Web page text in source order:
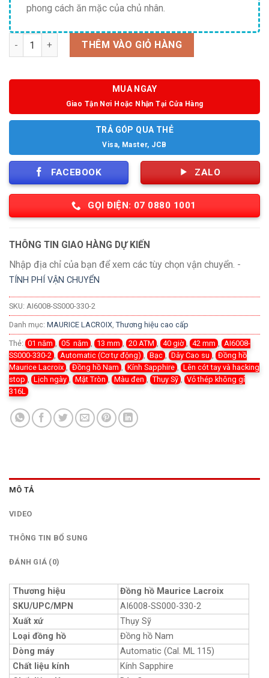
phong cách ăn mặc của chủ nhân.
Số lượng THÊM VÀO GIỎ HÀNG
MUA NGAY
Giao Tận Nơi Hoặc Nhận Tại Cửa Hàng
TRẢ GÓP QUA THẺ
Visa, Master, JCB
FACEBOOK ZALO
GỌI ĐIỆN: 07 0880 1001
THÔNG TIN GIAO HÀNG DỰ KIẾN
Nhập địa chỉ của bạn để xem các tùy chọn vận chuyển. -
TÍNH PHÍ VẬN CHUYỂN
SKU: AI6008-SS000-330-2
Danh mục: MAURICE LACROIX Thương hiệu cao cấp
Thẻ: 01 năm 05 năm 13 mm 20 ATM 40 giờ 42 mm
AI6008-
SS000-330-2
Automatic (Cơ tự động) Bạc Dây Cao su
Đồng hồ
Maurice Lacroix
Đồng hồ Nam Kính Sapphire
Lên cót tay và hacking
stop
Lịch ngày Mặt Tròn Màu đen Thụy Sỹ
Vỏ thép không gỉ
316L
MÔ TẢ
VIDEO
THÔNG TIN BỔ SUNG
ĐÁNH GIÁ (0)
Thương hiệu
Đồng hồ Maurice Lacroix
SKU/UPC/MPN
AI6008-SS000-330-2
Xuất xứ
Thụy Sỹ
Loại đồng hồ
Đồng hồ Nam
Dòng máy
Automatic (Cal. ML 115)
Chất liệu kính
Kính Sapphire